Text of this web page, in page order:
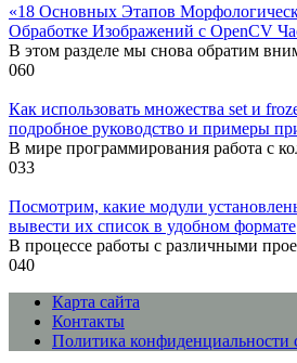
«18 Основных Этапов
Обработке Изображений с OpenCV
В этом разделе мы снова обратим
060
Как использовать множества set и
подробное руководство и примеры
В мире программирования работа с
033
Посмотрим, какие модули
вывести их список в удобном формате
В процессе работы с различными
040
Карта сайта
Контакты
Политика конфиденциальности